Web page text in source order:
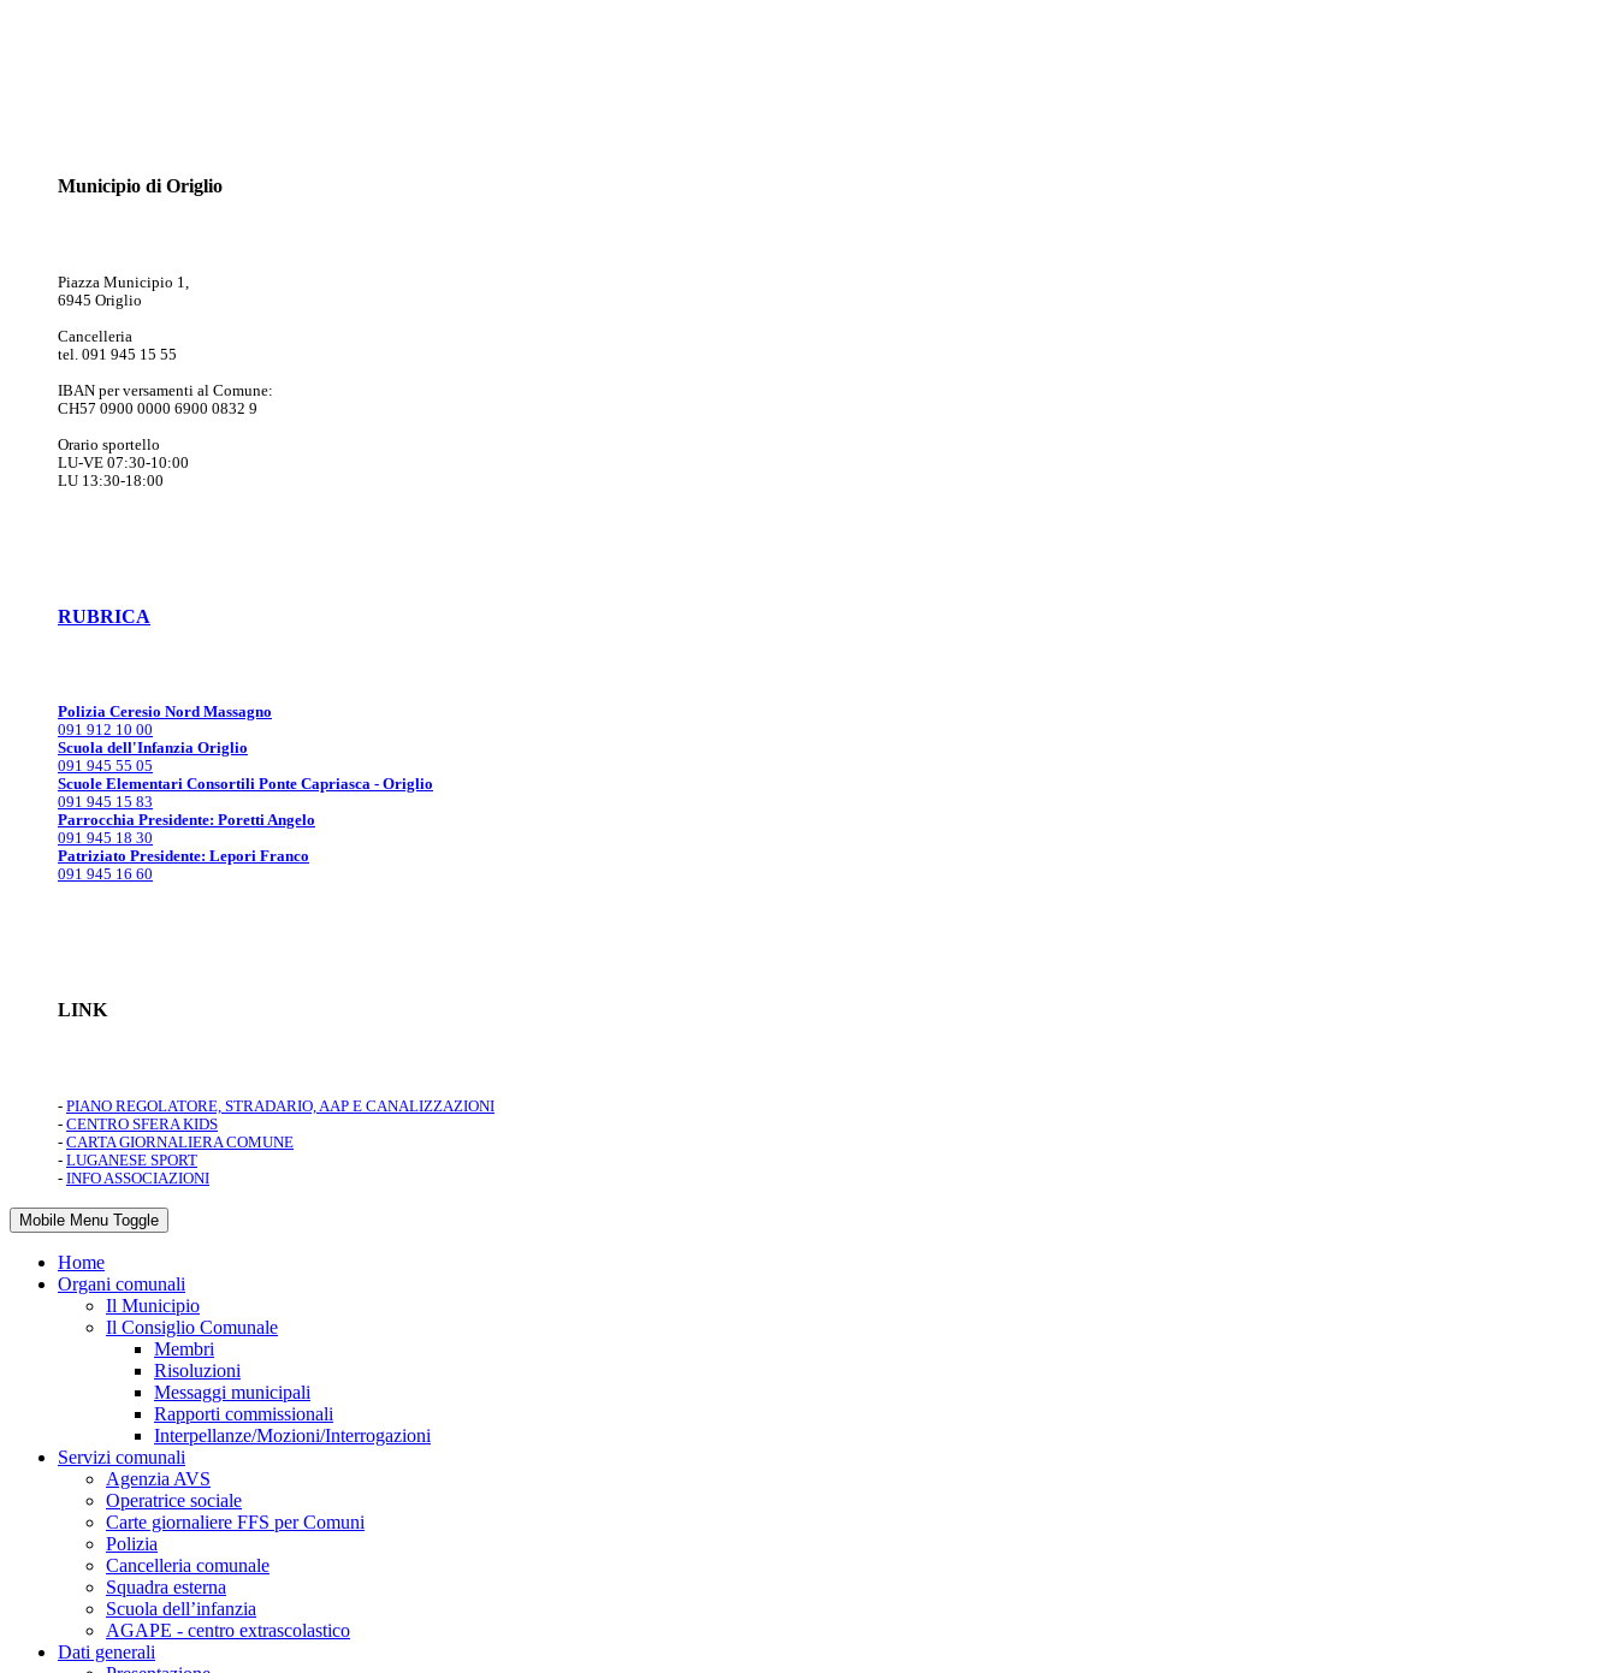
Municipio di Origlio
Piazza Municipio 1,
6945 Origlio
Cancelleria
tel. 091 945 15 55
IBAN per versamenti al Comune:
CH57 0900 0000 6900 0832 9
Orario sportello
LU-VE 07:30-10:00
LU 13:30-18:00
RUBRICA
Polizia Ceresio Nord Massagno
091 912 10 00
Scuola dell'Infanzia Origlio
091 945 55 05
Scuole Elementari Consortili Ponte Capriasca - Origlio
091 945 15 83
Parrocchia Presidente: Poretti Angelo
091 945 18 30
Patriziato Presidente: Lepori Franco
091 945 16 60
LINK
- PIANO REGOLATORE, STRADARIO, AAP E CANALIZZAZIONI
- CENTRO SFERA KIDS
- CARTA GIORNALIERA COMUNE
- LUGANESE SPORT
- INFO ASSOCIAZIONI
Mobile Menu Toggle
Home
Organi comunali
Il Municipio
Il Consiglio Comunale
Membri
Risoluzioni
Messaggi municipali
Rapporti commissionali
Interpellanze/Mozioni/Interrogazioni
Servizi comunali
Agenzia AVS
Operatrice sociale
Carte giornaliere FFS per Comuni
Polizia
Cancelleria comunale
Squadra esterna
Scuola dell’infanzia
AGAPE - centro extrascolastico
Dati generali